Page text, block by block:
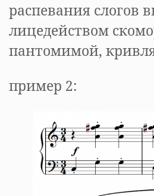
распевания слогов
лицедейством
пантомимой,
пример 2: